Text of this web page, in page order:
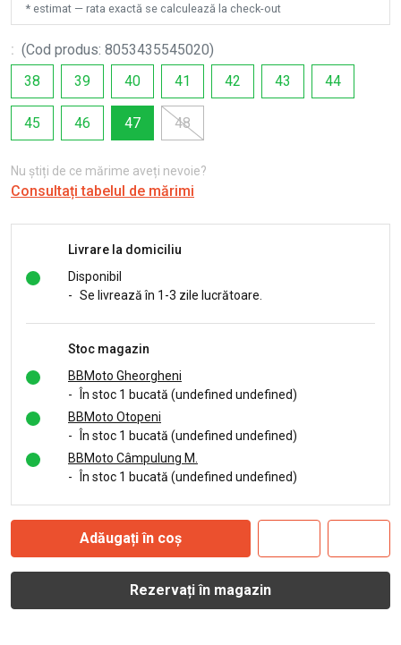
* estimat — rata exactă se calculează la check-out
: (Cod produs: 8053435545020)
38
39 40 41 42 43 44
45 46 47 48
Nu știți de ce mărime aveți nevoie?
Consultați tabelul de mărimi
Livrare la domiciliu
Disponibil
- Se livrează în 1-3 zile lucrătoare.
Stoc magazin
BBMoto Gheorgheni
-
În stoc 1 bucată (undefined undefined)
BBMoto Otopeni
-
În stoc 1 bucată (undefined undefined)
BBMoto Câmpulung M.
-
În stoc 1 bucată (undefined undefined)
Adăugați în coș
Rezervați în magazin